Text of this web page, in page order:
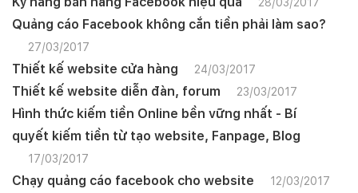
Quảng cáo Facebook không cắn tiền phải làm sao?
27/03/2017
Thiết kế website cửa hàng 24/03/2017
Thiết kế website diễn đàn, forum 23/03/2017
Hình thức kiếm tiền Online bền vững nhất - Bí
quyết kiếm tiền từ tạo website, Fanpage, Blog
17/03/2017
Chạy quảng cáo facebook cho website 12/03/2017